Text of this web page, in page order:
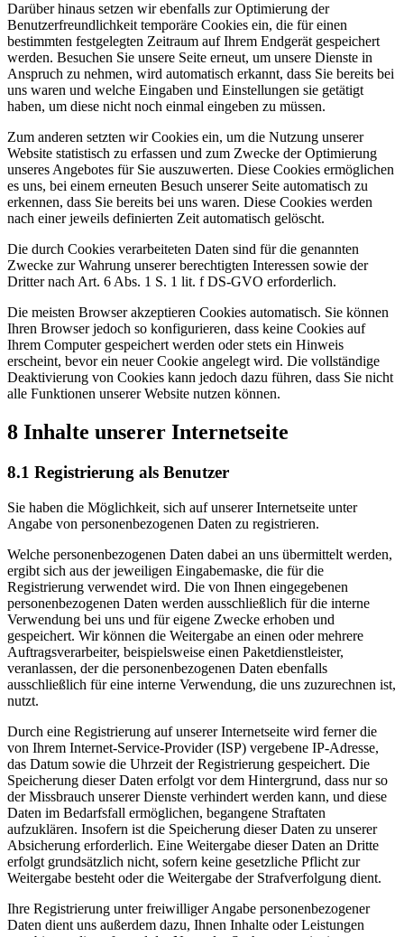
Darüber hinaus setzen wir ebenfalls zur Optimierung der
Benutzerfreundlichkeit temporäre Cookies ein, die für einen
bestimmten festgelegten Zeitraum auf Ihrem Endgerät gespeichert
werden. Besuchen Sie unsere Seite erneut, um unsere Dienste in
Anspruch zu nehmen, wird automatisch erkannt, dass Sie bereits bei
uns waren und welche Eingaben und Einstellungen sie getätigt
haben, um diese nicht noch einmal eingeben zu müssen.
Zum anderen setzten wir Cookies ein, um die Nutzung unserer
Website statistisch zu erfassen und zum Zwecke der Optimierung
unseres Angebotes für Sie auszuwerten. Diese Cookies ermöglichen
es uns, bei einem erneuten Besuch unserer Seite automatisch zu
erkennen, dass Sie bereits bei uns waren. Diese Cookies werden
nach einer jeweils definierten Zeit automatisch gelöscht.
Die durch Cookies verarbeiteten Daten sind für die genannten
Zwecke zur Wahrung unserer berechtigten Interessen sowie der
Dritter nach Art. 6 Abs. 1 S. 1 lit. f DS-GVO erforderlich.
Die meisten Browser akzeptieren Cookies automatisch. Sie können
Ihren Browser jedoch so konfigurieren, dass keine Cookies auf
Ihrem Computer gespeichert werden oder stets ein Hinweis
erscheint, bevor ein neuer Cookie angelegt wird. Die vollständige
Deaktivierung von Cookies kann jedoch dazu führen, dass Sie nicht
alle Funktionen unserer Website nutzen können.
8 Inhalte unserer Internetseite
8.1 Registrierung als Benutzer
Sie haben die Möglichkeit, sich auf unserer Internetseite unter
Angabe von personenbezogenen Daten zu registrieren.
Welche personenbezogenen Daten dabei an uns übermittelt werden,
ergibt sich aus der jeweiligen Eingabemaske, die für die
Registrierung verwendet wird. Die von Ihnen eingegebenen
personenbezogenen Daten werden ausschließlich für die interne
Verwendung bei uns und für eigene Zwecke erhoben und
gespeichert. Wir können die Weitergabe an einen oder mehrere
Auftragsverarbeiter, beispielsweise einen Paketdienstleister,
veranlassen, der die personenbezogenen Daten ebenfalls
ausschließlich für eine interne Verwendung, die uns zuzurechnen ist,
nutzt.
Durch eine Registrierung auf unserer Internetseite wird ferner die
von Ihrem Internet-Service-Provider (ISP) vergebene IP-Adresse,
das Datum sowie die Uhrzeit der Registrierung gespeichert. Die
Speicherung dieser Daten erfolgt vor dem Hintergrund, dass nur so
der Missbrauch unserer Dienste verhindert werden kann, und diese
Daten im Bedarfsfall ermöglichen, begangene Straftaten
aufzuklären. Insofern ist die Speicherung dieser Daten zu unserer
Absicherung erforderlich. Eine Weitergabe dieser Daten an Dritte
erfolgt grundsätzlich nicht, sofern keine gesetzliche Pflicht zur
Weitergabe besteht oder die Weitergabe der Strafverfolgung dient.
Ihre Registrierung unter freiwilliger Angabe personenbezogener
Daten dient uns außerdem dazu, Ihnen Inhalte oder Leistungen